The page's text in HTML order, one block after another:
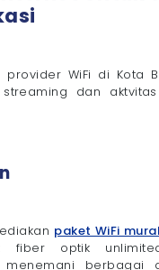
provider WiFi di Kota
streaming dan
paket WiFi
fiber optik
menemani berbagai